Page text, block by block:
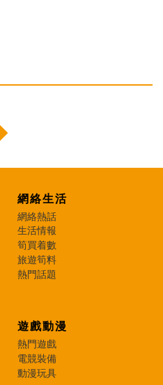
網絡生活
網絡熱話
生活情報
筍買着數
旅遊筍料
熱門話題
遊戲動漫
熱門遊戲
電競裝備
動漫玩具